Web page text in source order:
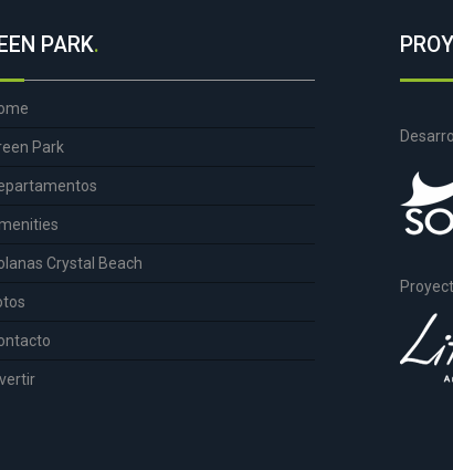
PARK.
Park
Crystal Beach